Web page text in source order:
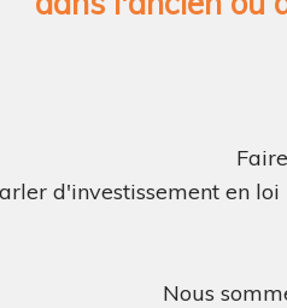
d'investissement en
Nous